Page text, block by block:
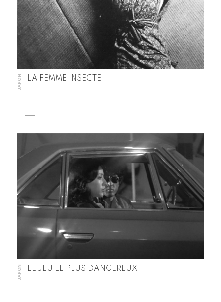
JAPON LA FEMME INSECTE
JAPON LE JEU LE PLUS DANGEREUX